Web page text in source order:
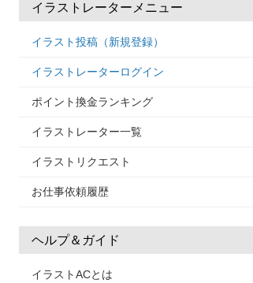
イラストレーターメニュー
イラスト投稿（新規登録）
イラストレーターログイン
ポイント換金ランキング
イラストレーター一覧
イラストリクエスト
お仕事依頼履歴
ヘルプ＆ガイド
イラストACとは